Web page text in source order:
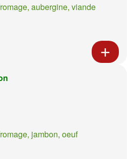
aubergine, viande
jambon, oeuf